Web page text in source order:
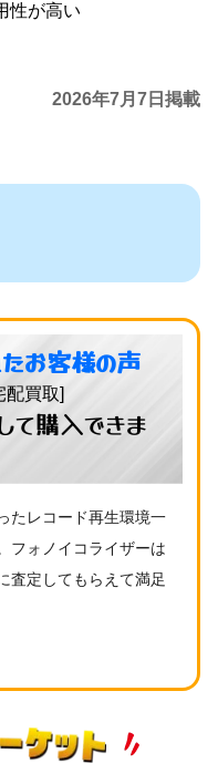
性が高い
2026年7月7日掲載
お客様の声
買取]
て購入できま
たレコード再生環境一
フォノイコライザーは
査定してもらえて満足